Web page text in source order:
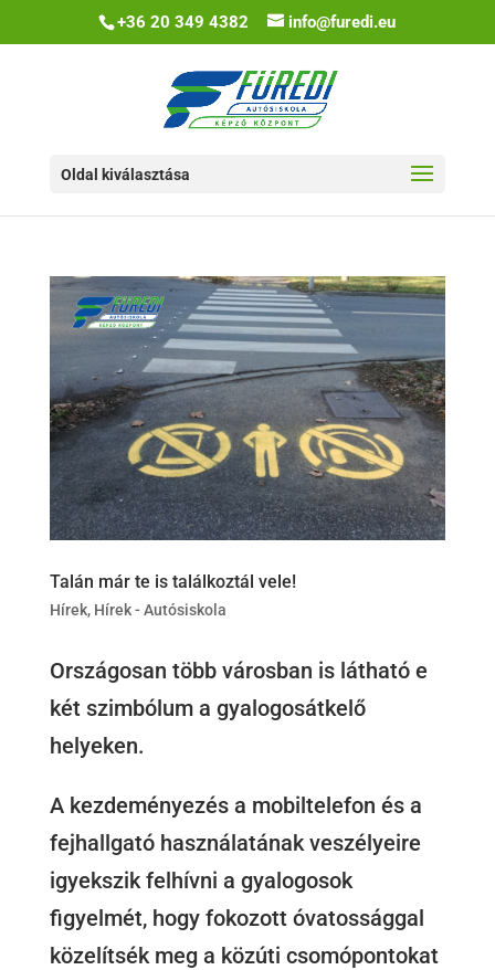
+36 20 349 4382 info@furedi.eu
Oldal kiválasztása
Talán már te is találkoztál vele!
Hírek, Hírek - Autósiskola
Országosan több városban is látható e
két szimbólum a gyalogosátkelő
helyeken.
A kezdeményezés a mobiltelefon és a
fejhallgató használatának veszélyeire
igyekszik felhívni a gyalogosok
figyelmét, hogy fokozott óvatossággal
közelítsék meg a közúti csomópontokat